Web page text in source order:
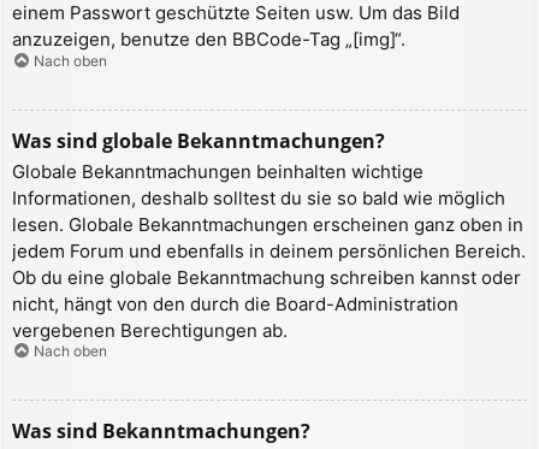
einem Passwort geschützte Seiten usw. Um das Bild
anzuzeigen, benutze den BBCode-Tag „[img]“.
Nach oben
Was sind globale Bekanntmachungen?
Globale Bekanntmachungen beinhalten wichtige
Informationen, deshalb solltest du sie so bald wie möglich
lesen. Globale Bekanntmachungen erscheinen ganz oben in
jedem Forum und ebenfalls in deinem persönlichen Bereich.
Ob du eine globale Bekanntmachung schreiben kannst oder
nicht, hängt von den durch die Board-Administration
vergebenen Berechtigungen ab.
Nach oben
Was sind Bekanntmachungen?